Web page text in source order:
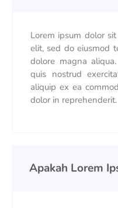
Lorem ipsum dolor
elit, sed do eiusmod
dolore magna
quis nostrud
aliquip ex ea
dolor in reprehenderit.
Apakah Lorem